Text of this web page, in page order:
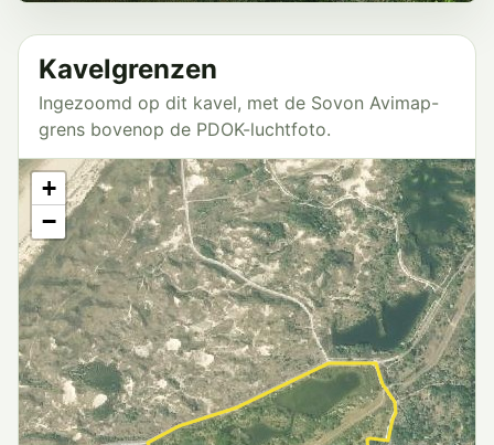
Kavelgrenzen
Ingezoomd op dit kavel, met de Sovon Avimap-
grens bovenop de PDOK-luchtfoto.
+
−